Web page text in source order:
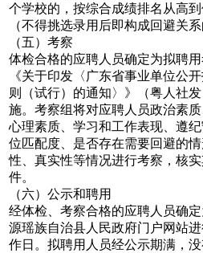
个学校的，按综合成绩排名从高
（不得挑选录用后即构成回避关系
（五）考察
体检合格的应聘人员确定为拟聘
《关于印发〈广东省事业单位公
则（试行）的通知〉》（粤人社
施。考察组将对应聘人员政治素质
心理素质、学习和工作表现、遵
位匹配度、是否存在需要回避的
性、真实性等情况进行考察，核
件。
（六）公示和聘用
经体检、考察合格的应聘人员确
源瑶族自治县人民政府门户网站
作日。拟聘用人员经公示期满，